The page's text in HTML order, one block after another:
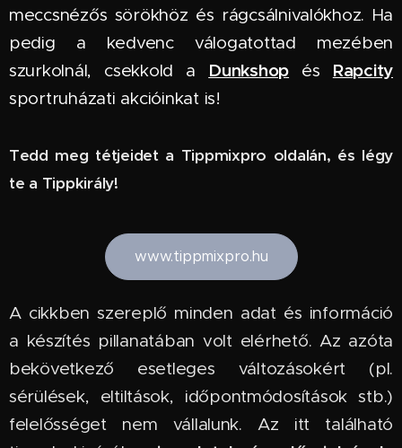
meccsnézős sörökhöz és rágcsálnivalókhoz. Ha
pedig a kedvenc válogatottad mezében
szurkolnál, csekkold a Dunkshop és Rapcity
sportruházati akcióinkat is!
Tedd meg tétjeidet a Tippmixpro oldalán, és légy
te a Tippkirály!
www.tippmixpro.hu
A cikkben szereplő minden adat és információ
a készítés pillanatában volt elérhető. Az azóta
bekövetkező esetleges változásokért (pl.
sérülések, eltiltások, időpontmódosítások stb.)
felelősséget nem vállalunk. Az itt található